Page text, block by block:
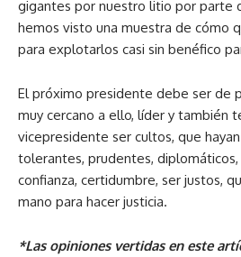
gigantes por nuestro litio por parte
hemos visto una muestra de cómo
para explotarlos casi sin benéfico
El próximo presidente debe ser de
muy cercano a ello, líder y también
vicepresidente ser cultos, que
tolerantes, prudentes,
confianza, certidumbre, ser justos,
mano para hacer justicia.
*Las opiniones vertidas en este